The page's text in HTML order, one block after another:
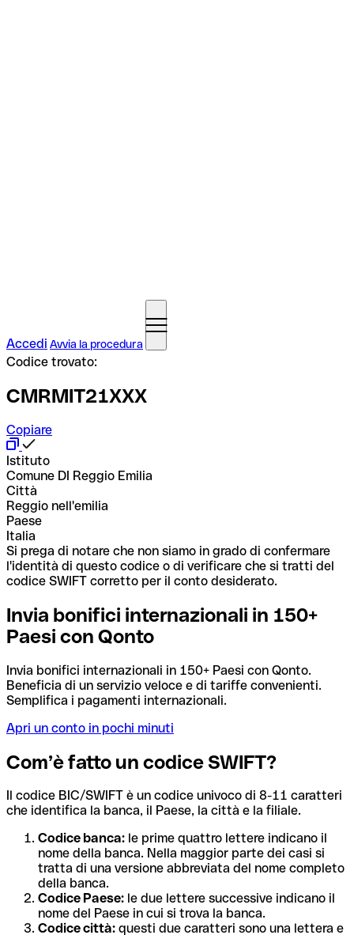
Accedi Avvia la procedura
Codice trovato:
CMRMIT21XXX
Copiare
Istituto
Comune DI Reggio Emilia
Città
Reggio nell'emilia
Paese
Italia
Si prega di notare che non siamo in grado di confermare
l'identità di questo codice o di verificare che si tratti del
codice SWIFT corretto per il conto desiderato.
Invia bonifici internazionali in 150+
Paesi con Qonto
Invia bonifici internazionali in 150+ Paesi con Qonto.
Beneficia di un servizio veloce e di tariffe convenienti.
Semplifica i pagamenti internazionali.
Apri un conto in pochi minuti
Com’è fatto un codice SWIFT?
Il codice BIC/SWIFT è un codice univoco di 8-11 caratteri
che identifica la banca, il Paese, la città e la filiale.
Codice banca: le prime quattro lettere indicano il
nome della banca. Nella maggior parte dei casi si
tratta di una versione abbreviata del nome completo
della banca.
Codice Paese: le due lettere successive indicano il
nome del Paese in cui si trova la banca.
Codice città: questi due caratteri sono una lettera e